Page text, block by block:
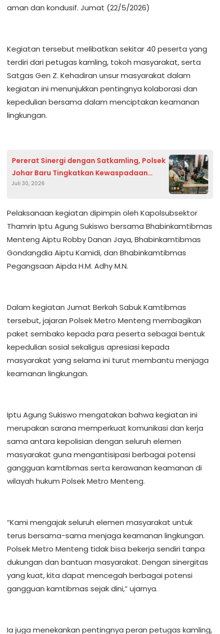
aman dan kondusif. Jumat (22/5/2026)
Kegiatan tersebut melibatkan sekitar 40 peserta yang
terdiri dari petugas kamling, tokoh masyarakat, serta
Satgas Gen Z. Kehadiran unsur masyarakat dalam
kegiatan ini menunjukkan pentingnya kolaborasi dan
kepedulian bersama dalam menciptakan keamanan
lingkungan.
Pererat Sinergi dengan Satkamling, Polsek
Johar Baru Tingkatkan Kewaspadaan
Warga Kampung Rawa
Juli 30, 2026
Pelaksanaan kegiatan dipimpin oleh Kapolsubsektor
Thamrin Iptu Agung Sukiswo bersama Bhabinkamtibmas
Menteng Aiptu Robby Danan Jaya, Bhabinkamtibmas
Gondangdia Aiptu Kamidi, dan Bhabinkamtibmas
Pegangsaan Aipda H.M. Adhy M.N.
Dalam kegiatan Jumat Berkah Sabuk Kamtibmas
tersebut, jajaran Polsek Metro Menteng membagikan
paket sembako kepada para peserta sebagai bentuk
kepedulian sosial sekaligus apresiasi kepada
masyarakat yang selama ini turut membantu menjaga
keamanan lingkungan.
Iptu Agung Sukiswo mengatakan bahwa kegiatan ini
merupakan sarana memperkuat komunikasi dan kerja
sama antara kepolisian dengan seluruh elemen
masyarakat guna mengantisipasi berbagai potensi
gangguan kamtibmas serta kerawanan keamanan di
wilayah hukum Polsek Metro Menteng.
“Kami mengajak seluruh elemen masyarakat untuk
terus bersama-sama menjaga keamanan lingkungan.
Polsek Metro Menteng tidak bisa bekerja sendiri tanpa
dukungan dan bantuan masyarakat. Dengan sinergitas
yang kuat, kita dapat mencegah berbagai potensi
gangguan kamtibmas sejak dini,” ujarnya.
Ia juga menekankan pentingnya peran petugas kamling,